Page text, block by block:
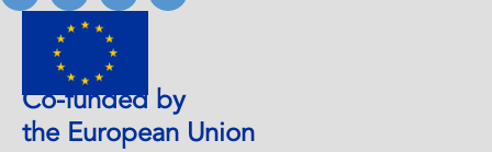
Co-funded by
the European Union